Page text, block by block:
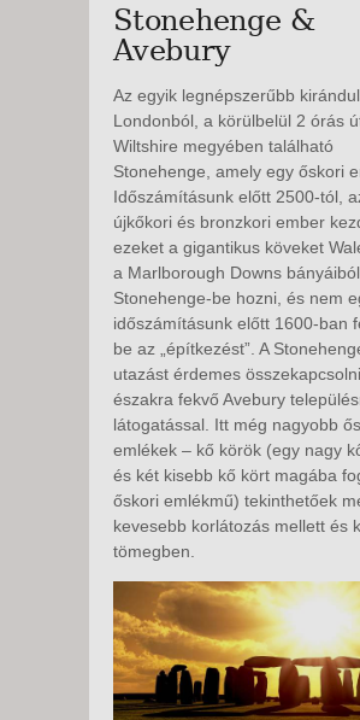
Stonehenge &
Avebury
Az egyik legnépszerűbb
Londonból, a körülbelül 2 órás
Wiltshire megyében található
Stonehenge, amely egy őskori
Időszámításunk előtt 2500-tól,
újkőkori és bronzkori ember
ezeket a gigantikus köveket
a Marlborough Downs bányáiból
Stonehenge-be hozni, és nem
időszámításunk előtt 1600-ban
be az „építkezést”. A
utazást érdemes
északra fekvő Avebury
látogatással. Itt még nagyobb
emlékek – kő körök (egy nagy
és két kisebb kő kört magába
őskori emlékmű) tekinthetőek
kevesebb korlátozás mellett és
tömegben.